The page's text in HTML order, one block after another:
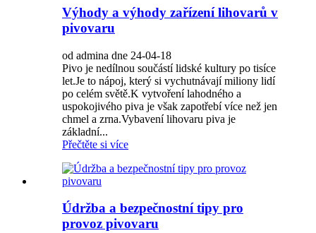
Výhody a výhody zařízení lihovarů v
pivovaru
od admina dne 24-04-18
Pivo je nedílnou součástí lidské kultury po tisíce
let.Je to nápoj, který si vychutnávají miliony lidí
po celém světě.K vytvoření lahodného a
uspokojivého piva je však zapotřebí více než jen
chmel a zrna.Vybavení lihovaru piva je
základní...
Přečtěte si více
Údržba a bezpečnostní tipy pro
provoz pivovaru